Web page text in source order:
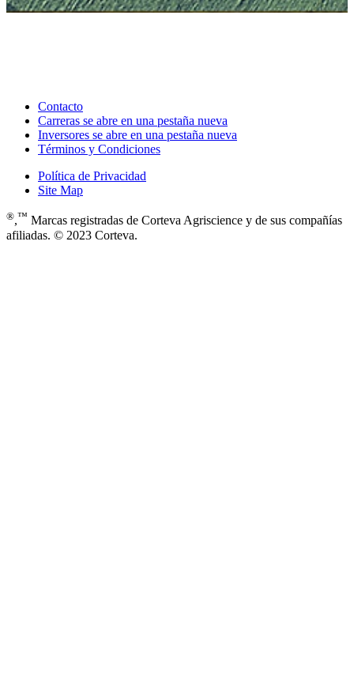
Contacto
Carreras se abre en una pestaña nueva
Inversores se abre en una pestaña nueva
Términos y Condiciones
Política de Privacidad
Site Map
®,™ Marcas registradas de Corteva Agriscience y de sus compañías
afiliadas. © 2023 Corteva.